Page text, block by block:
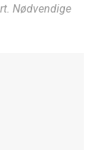
Nødvendige